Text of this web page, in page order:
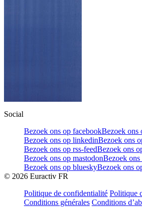
Social
Bezoek ons op facebookBezoek ons
Bezoek ons op linkedinBezoek ons
Bezoek ons op rss-feedBezoek ons
Bezoek ons op mastodonBezoek ons
Bezoek ons op blueskyBezoek ons
© 2026 Euractiv FR
Politique de confidentialité Politique
Conditions générales Conditions